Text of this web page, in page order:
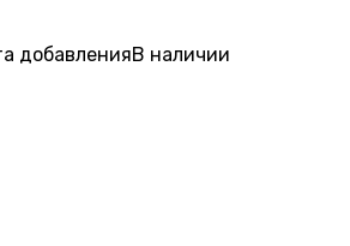
добавленияВ наличии